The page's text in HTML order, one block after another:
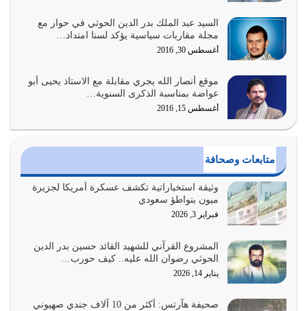
السبب الرئيسي لشقاء الأمة الابتعاد عن كتاب الله والتعدي
لحدود الله بالإضافات للدين
أغسطس 1, 2026
أبرز أسباب الشقاء هو الإعراض عن ذكر الله وعن هدى الله
المتمثل في القرآن الكريم
يوليو 31, 2026
أولياء الشيطان كلما كانوا أكثر ولاءً وطاعة للشيطان كلما كانوا
أكثر ضعفاً
يوليو 30, 2026
وعد الله تعالى من يُقتل في سبيله بالحياة الأبدية والرزق
والاستبشار والنجاة والخلود في…
يوليو 29, 2026
القرآن الكريم هو أهم مصدر لمعرفة رسول الله معرفة سيرته
معرفة شخصيته معرفة عظمته
يوليو 28, 2026
السيد عبد الملك بدر الدين الحوثي في حوار مع
مجلة مقاربات سياسية يؤكد لسنا امتداد…
أغسطس 30, 2016
موقع أنصار الله يجري مقابلة مع الاستاذ يحيى أبو
عواضة بمناسبة الذكرى السنوية…
أغسطس 15, 2016
متابعات وصحافة
وثيقة استخباراتية تكشف عسكرة أمريكا لجزيرة
ميون بتواطؤ سعودي
فبراير 3, 2026
المشروع القرآني للشهيد القائد حسين بدر الدين
الحوثي رضوان الله عليه.. كيف حورب…
يناير 14, 2026
صحيفة هآرتس: أكثر من 10 آلاف جندي صهيوني